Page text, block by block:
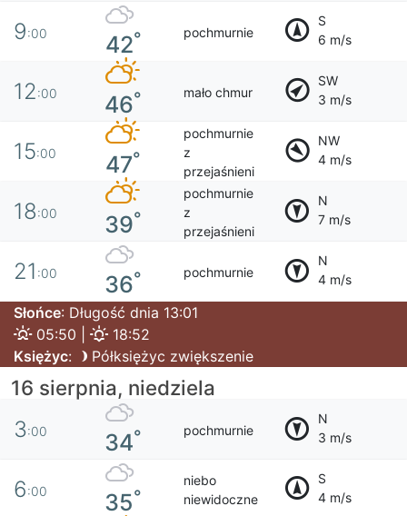
9:00 42° pochmurnie
S
6 m/s
12:00 46° mało chmur
SW
3 m/s
15:00 47°
pochmurnie
z
przejaśnieni
NW
4 m/s
18:00 39°
pochmurnie
z
przejaśnieni
N
7 m/s
21 :00 36° pochmurnie
N
4 m/s
Słońce: Długość dnia 13:01
05:50 |
18:52
Księżyc: Półksiężyc zwiększenie
16 sierpnia, niedziela
3:00 34° pochmurnie
N
3 m/s
6:00 35°
niebo
niewidoczne
S
4 m/s